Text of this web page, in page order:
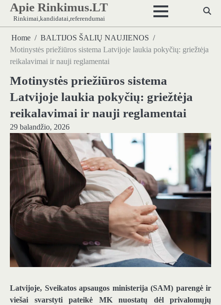
Skip
content
Apie Rinkimus.LT
Rinkimai,kandidatai,referendumai
Home
BALTIJOS ŠALIŲ NAUJIENOS
Motinystės priežiūros sistema Latvijoje laukia pokyčių: griežtėja
reikalavimai ir nauji reglamentai
Motinystės priežiūros sistema
Latvijoje laukia pokyčių: griežtėja
reikalavimai ir nauji reglamentai
29 balandžio, 2026
Latvijoje, Sveikatos apsaugos ministerija (SAM) parengė ir
viešai svarstyti pateikė MK nuostatų dėl privalomųjų